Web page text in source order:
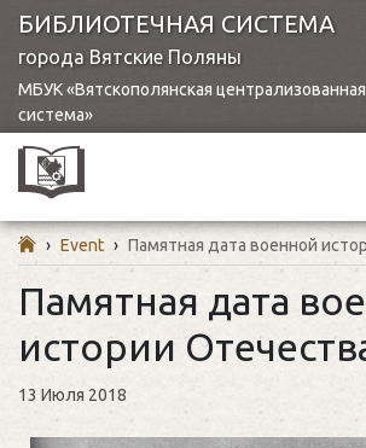
БИБЛИОТЕЧНАЯ СИСТЕМА
города Вятские Поляны
МБУК «Вятскополянская
система»
› Event › Памятная дата военной
Памятная дата
истории
13 Июля 2018